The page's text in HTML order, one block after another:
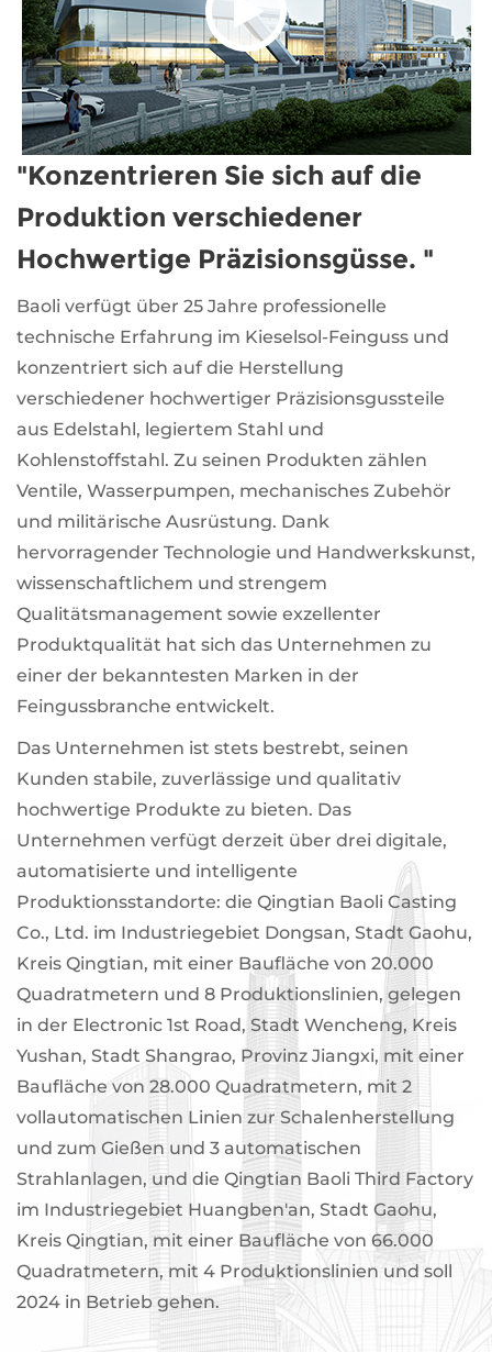
"Konzentrieren Sie sich auf die
Produktion verschiedener
Hochwertige Präzisionsgüsse. "
Baoli verfügt über 25 Jahre professionelle
technische Erfahrung im Kieselsol-Feinguss und
konzentriert sich auf die Herstellung
verschiedener hochwertiger Präzisionsgussteile
aus Edelstahl, legiertem Stahl und
Kohlenstoffstahl. Zu seinen Produkten zählen
Ventile, Wasserpumpen, mechanisches Zubehör
und militärische Ausrüstung. Dank
hervorragender Technologie und Handwerkskunst,
wissenschaftlichem und strengem
Qualitätsmanagement sowie exzellenter
Produktqualität hat sich das Unternehmen zu
einer der bekanntesten Marken in der
Feingussbranche entwickelt.
Das Unternehmen ist stets bestrebt, seinen
Kunden stabile, zuverlässige und qualitativ
hochwertige Produkte zu bieten. Das
Unternehmen verfügt derzeit über drei digitale,
automatisierte und intelligente
Produktionsstandorte: die Qingtian Baoli Casting
Co., Ltd. im Industriegebiet Dongsan, Stadt Gaohu,
Kreis Qingtian, mit einer Baufläche von 20.000
Quadratmetern und 8 Produktionslinien, gelegen
in der Electronic 1st Road, Stadt Wencheng, Kreis
Yushan, Stadt Shangrao, Provinz Jiangxi, mit einer
Baufläche von 28.000 Quadratmetern, mit 2
vollautomatischen Linien zur Schalenherstellung
und zum Gießen und 3 automatischen
Strahlanlagen, und die Qingtian Baoli Third Factory
im Industriegebiet Huangben'an, Stadt Gaohu,
Kreis Qingtian, mit einer Baufläche von 66.000
Quadratmetern, mit 4 Produktionslinien und soll
2024 in Betrieb gehen.